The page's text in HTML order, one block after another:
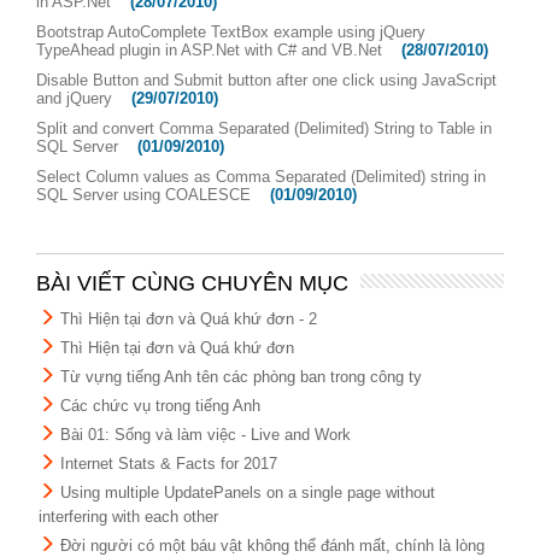
Bootstrap AutoComplete TextBox example using jQuery
TypeAhead plugin in ASP.Net with C# and VB.Net
(28/07/2010)
Disable Button and Submit button after one click using JavaScript
and jQuery
(29/07/2010)
Split and convert Comma Separated (Delimited) String to Table in
SQL Server
(01/09/2010)
Select Column values as Comma Separated (Delimited) string in
SQL Server using COALESCE
(01/09/2010)
BÀI VIẾT CÙNG CHUYÊN MỤC
Thì Hiện tại đơn và Quá khứ đơn - 2
Thì Hiện tại đơn và Quá khứ đơn
Từ vựng tiếng Anh tên các phòng ban trong công ty
Các chức vụ trong tiếng Anh
Bài 01: Sống và làm việc - Live and Work
Internet Stats & Facts for 2017
Using multiple UpdatePanels on a single page without
interfering with each other
Đời người có một báu vật không thể đánh mất, chính là lòng